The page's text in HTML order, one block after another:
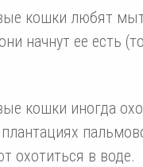
кошки любят
начнут ее есть
кошки иногда
охотиться в воде.